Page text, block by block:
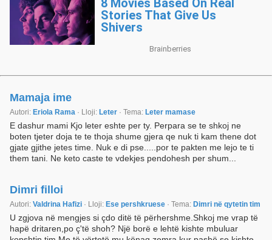
Mamaja ime
Autori: Eriola Rama · Lloji: Leter · Tema: Leter mamase
E dashur mami Kjo leter eshte per ty. Perpara se te shkoj ne
boten tjeter doja te te thoja shume gjera qe nuk ti kam thene dot
gjate gjithe jetes time. Nuk e di pse.....por te pakten me lejo te ti
them tani. Ne keto caste te vdekjes pendohesh per shum...
Dimri filloi
Autori: Valdrina Hafizi · Lloji: Ese pershkruese · Tema: Dimri në qytetin tim
U zgjova në mengjes si çdo ditë të përhershme.Shkoj me vrap të
hapë dritaren,po ç'të shoh? Një borë e lehtë kishte mbuluar